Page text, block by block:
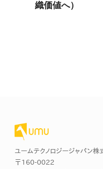
織価値へ）
ユームテクノロジージャパン株
〒160-0022